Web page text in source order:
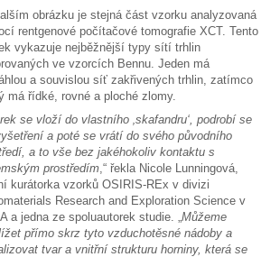
obrázku je stejná část vzorku analyzovaná
rentgenové počítačové tomografie XCT. Tento
vykazuje nejběžnější typy sítí trhlin
ve vzorcích Bennu. Jeden má
a souvislou síť zakřivených trhlin, zatímco
má řídké, rovné a ploché zlomy.
se vloží do vlastního ‚skafandru‘, podrobí se
a poté se vrátí do svého původního
a to vše bez jakéhokoliv kontaktu s
prostředím,“ řekla Nicole Lunningová,
kurátorka vzorků OSIRIS-REx v divizi
Research and Exploration Science v
a jedna ze spoluautorek studie. „Můžeme
přímo skrz tyto vzduchotěsné nádoby a
tvar a vnitřní strukturu horniny, která se